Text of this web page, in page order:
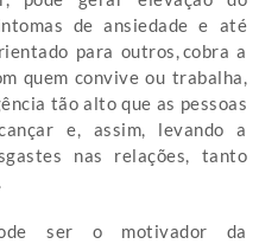
de ansiedade e até
para outros, cobra a
quem convive ou trabalha,
tão alto que as pessoas
e, assim, levando a
nas relações, tanto
ser o motivador da